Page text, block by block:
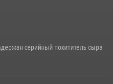
серийный похититель сыра